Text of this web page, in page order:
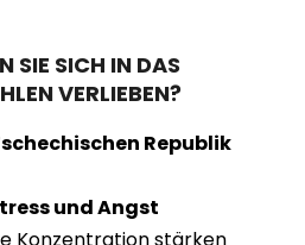
SIE SICH IN DAS
VERLIEBEN?
Republik
und Angst